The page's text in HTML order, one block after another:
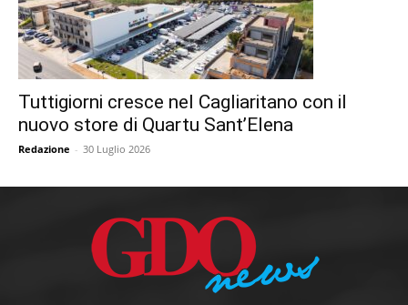
Tuttigiorni cresce nel Cagliaritano con il
nuovo store di Quartu Sant’Elena
Redazione - 30 Luglio 2026